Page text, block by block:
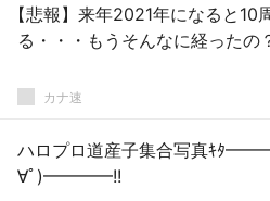
【悲報】来年2021年になると
る・・・もうそんなに経ったの
カナ速
ハロプロ道産子集合写真ｷﾀ
∀ﾟ)━━━━!!